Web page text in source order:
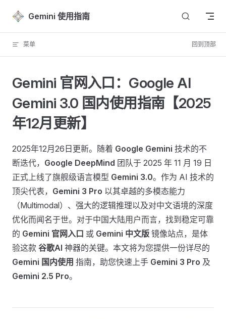
Skip to content
Gemini 使用指南
菜单 回到顶部
Gemini 官网入口：Google AI
Gemini 3.0 国内使用指南【2025
年12月更新】
2025年12月26日更新。随着 Google Gemini 技术的不
断迭代， Google DeepMind 团队于 2025 年 11 月 19 日
正式上线了旗舰级语言模型 Gemini 3.0。作为 AI 技术的
顶尖代表， Gemini 3 Pro 以其卓越的多模态能力
（Multimodal）、强大的逻辑推理以及对中文语境的深度
优化而闻名于世。对于中国大陆用户而言，找到稳定可靠
的 Gemini 官网入口 或 Gemini 中文版 镜像站点，是体
验这款 谷歌AI 神器的关键。本文将为您提供一份详尽的
Gemini 国内使用 指南，助您快速上手 Gemini 3 Pro 及
Gemini 2.5 Pro。